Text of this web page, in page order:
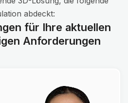
abdeckt:
für Ihre aktuellen
Anforderungen